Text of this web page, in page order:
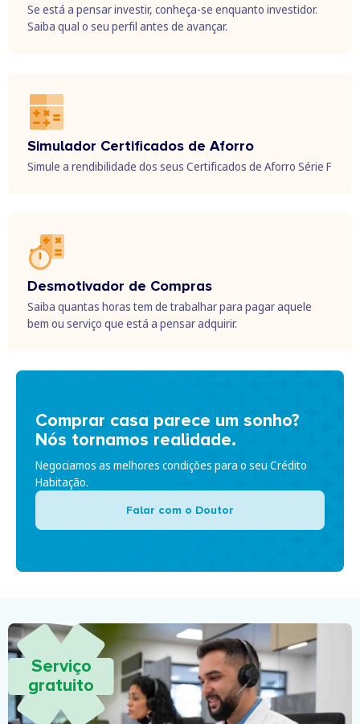
Se está a pensar investir, conheça-se enquanto investidor.
Saiba qual o seu perfil antes de avançar.
Simulador Certificados de Aforro
Simule a rendibilidade dos seus Certificados de Aforro Série F
Desmotivador de Compras
Saiba quantas horas tem de trabalhar para pagar aquele
bem ou serviço que está a pensar adquirir.
Comprar casa parece um sonho?
Nós tornamos realidade.
Negociamos as melhores condições para o seu Crédito
Habitação.
Falar com o Doutor
Serviço
gratuito